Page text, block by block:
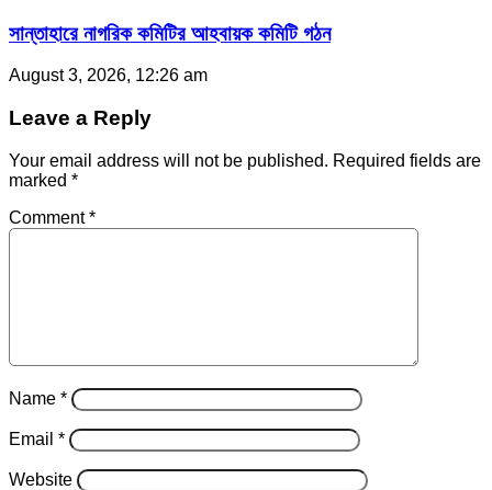
সান্তাহারে নাগরিক কমিটির আহবায়ক কমিটি গঠন
August 3, 2026, 12:26 am
Leave a Reply
Your email address will not be published. Required fields are
marked *
Comment*
Name *
Email *
Website